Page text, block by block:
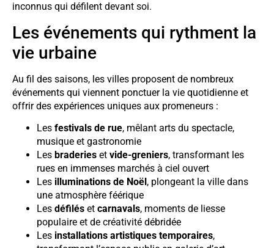
inconnus qui défilent devant soi.
Les événements qui rythment la
vie urbaine
Au fil des saisons, les villes proposent de nombreux
événements qui viennent ponctuer la vie quotidienne et
offrir des expériences uniques aux promeneurs :
Les festivals de rue, mêlant arts du spectacle,
musique et gastronomie
Les braderies et vide-greniers, transformant les
rues en immenses marchés à ciel ouvert
Les illuminations de Noël, plongeant la ville dans
une atmosphère féérique
Les défilés et carnavals, moments de liesse
populaire et de créativité débridée
Les installations artistiques temporaires,